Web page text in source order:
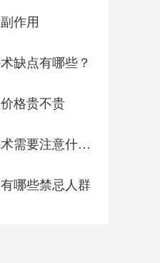
作用
缺点有哪些？
格贵不贵
去脂肪粒手术需要注意什么？
哪些禁忌人群